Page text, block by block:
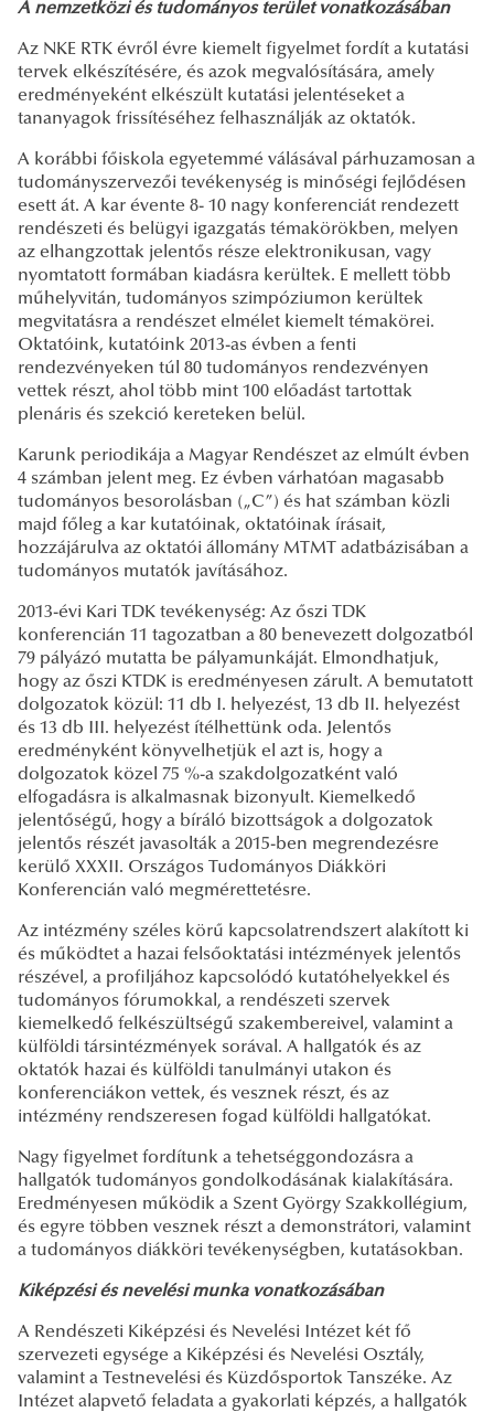
A nemzetközi és tudományos terület vonatkozásában
Az NKE RTK évről évre kiemelt figyelmet fordít a kutatási
tervek elkészítésére, és azok megvalósítására, amely
eredményeként elkészült kutatási jelentéseket a
tananyagok frissítéséhez felhasználják az oktatók.
A korábbi főiskola egyetemmé válásával párhuzamosan a
tudományszervezői tevékenység is minőségi fejlődésen
esett át. A kar évente 8- 10 nagy konferenciát rendezett
rendészeti és belügyi igazgatás témakörökben, melyen
az elhangzottak jelentős része elektronikusan, vagy
nyomtatott formában kiadásra kerültek. E mellett több
műhelyvitán, tudományos szimpóziumon kerültek
megvitatásra a rendészet elmélet kiemelt témakörei.
Oktatóink, kutatóink 2013-as évben a fenti
rendezvényeken túl 80 tudományos rendezvényen
vettek részt, ahol több mint 100 előadást tartottak
plenáris és szekció kereteken belül.
Karunk periodikája a Magyar Rendészet az elmúlt évben
4 számban jelent meg. Ez évben várhatóan magasabb
tudományos besorolásban („C”) és hat számban közli
majd főleg a kar kutatóinak, oktatóinak írásait,
hozzájárulva az oktatói állomány MTMT adatbázisában a
tudományos mutatók javításához.
2013-évi Kari TDK tevékenység: Az őszi TDK
konferencián 11 tagozatban a 80 benevezett dolgozatból
79 pályázó mutatta be pályamunkáját. Elmondhatjuk,
hogy az őszi KTDK is eredményesen zárult. A bemutatott
dolgozatok közül: 11 db I. helyezést, 13 db II. helyezést
és 13 db III. helyezést ítélhettünk oda. Jelentős
eredményként könyvelhetjük el azt is, hogy a
dolgozatok közel 75 %-a szakdolgozatként való
elfogadásra is alkalmasnak bizonyult. Kiemelkedő
jelentőségű, hogy a bíráló bizottságok a dolgozatok
jelentős részét javasolták a 2015-ben megrendezésre
kerülő XXXII. Országos Tudományos Diákköri
Konferencián való megmérettetésre.
Az intézmény széles körű kapcsolatrendszert alakított ki
és működtet a hazai felsőoktatási intézmények jelentős
részével, a profiljához kapcsolódó kutatóhelyekkel és
tudományos fórumokkal, a rendészeti szervek
kiemelkedő felkészültségű szakembereivel, valamint a
külföldi társintézmények sorával. A hallgatók és az
oktatók hazai és külföldi tanulmányi utakon és
konferenciákon vettek, és vesznek részt, és az
intézmény rendszeresen fogad külföldi hallgatókat.
Nagy figyelmet fordítunk a tehetséggondozásra a
hallgatók tudományos gondolkodásának kialakítására.
Eredményesen működik a Szent György Szakkollégium,
és egyre többen vesznek részt a demonstrátori, valamint
a tudományos diákköri tevékenységben, kutatásokban.
Kiképzési és nevelési munka vonatkozásában
A Rendészeti Kiképzési és Nevelési Intézet két fő
szervezeti egysége a Kiképzési és Nevelési Osztály,
valamint a Testnevelési és Küzdősportok Tanszéke. Az
Intézet alapvető feladata a gyakorlati képzés, a hallgatók